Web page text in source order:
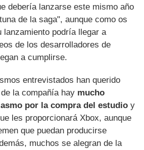
debería lanzarse este mismo año
de la saga", aunque como os
lanzamiento podría llegar a
de los desarrolladores de
a cumplirse.
entrevistados han querido
la compañía hay mucho
por la compra del estudio y
les proporcionará Xbox, aunque
que puedan producirse
muchos se alegran de la